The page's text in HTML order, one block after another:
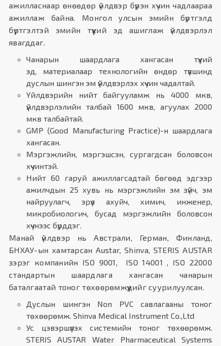
ажилласнаар өнөөдөр үйлдвэр бүрэн хүчин чадлаараа
ажиллаж байна. Монгол улсын эмийн бүртгэлд
бүртгэлтэй эмийн түүхий эд ашиглаж үйлдвэрлэл
явагддаг.
Чанарын шаардлага хангасан түүхий
эд, материалаар технологийн өндөр түвшинд
дуслын шингэн эм үйлдвэрлэх хүчин чадалтай.
Үйлдвэрийн нийт байгууламж нь 4000 мкв,
үйлдвэрлэлийн талбай 1600 мкв, агуулах 2000
мкв талбайтай.
GMP (Good Manufacturing Practice)-н шаардлага
хангасан.
Мэргэжлийн, мэргэшсэн, сургагдсан боловсон
хүчинтэй.
Нийт 60 гаруй ажиллагсадтай бөгөөд эдгээр
ажилчдын 25 хувь нь мэргэжлийн эм зүйч, эм
найруулагч, эрүүл ахуйч, химич, инженер,
микробиологич, бусад мэргэжлийн боловсон
хүчнээс бүрддэг.
Манай үйлдвэр нь Австрали, Герман, Финланд,
БНХАУ-ын хамтарсан Austar, Shinva, STERIS AUSTAR
зэрэг компанийн ISO 9001, ISO 14001 , ISO 22000
стандартын шаардлага хангасан чанарын
баталгаатай тоног төхөөрөмжүүдийг суурилуулсан.
Дуслын шингэн Non PVC савлагааны тоног
төхөөрөмж. Shinva Medical Instrument Co.,Ltd
Ус цэвэршүүлэх системийн тоног төхөөрөмж.
STERIS AUSTAR Water Pharmaceutical Systems